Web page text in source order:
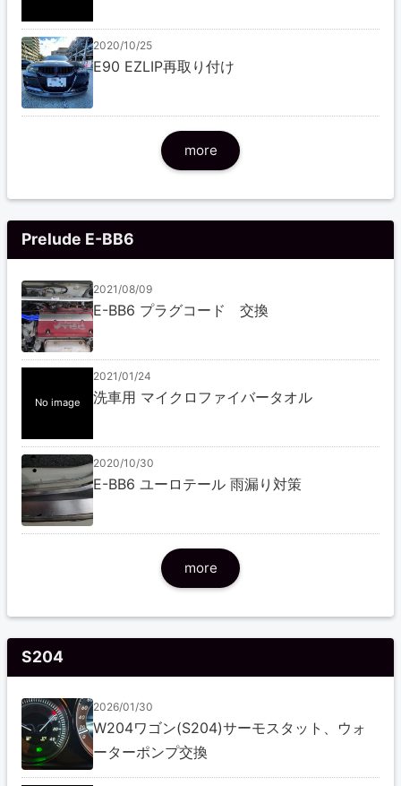
2020/10/25
E90 EZLIP再取り付け
more
Prelude E-BB6
2021/08/09
E-BB6 プラグコード 交換
No image
2021/01/24
洗車用 マイクロファイバータオル
2020/10/30
E-BB6 ユーロテール 雨漏り対策
more
S204
2026/01/30
W204ワゴン(S204)サーモスタット、ウォ
ーターポンプ交換